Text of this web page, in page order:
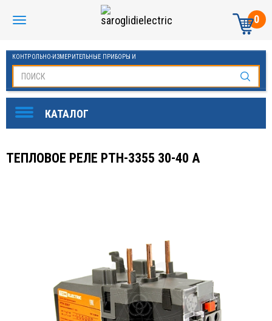
0
КОНТРОЛЬНО-ИЗМЕРИТЕЛЬНЫЕ ПРИБОРЫ И
ТЕПЛОВОЕ РЕЛЕ РТН-3355 30-40 А